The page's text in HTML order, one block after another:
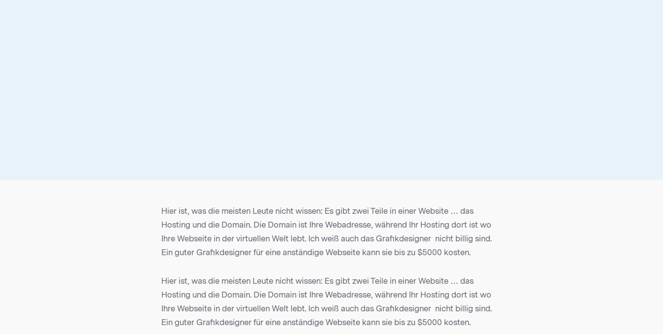
Hier ist, was die meisten Leute nicht wissen: Es gibt zwei Teile in einer Website … das
Hosting und die Domain. Die Domain ist Ihre Webadresse, während Ihr Hosting dort ist wo
Ihre Webseite in der virtuellen Welt lebt. Ich weiß auch das Grafikdesigner nicht billig sind.
Ein guter Grafikdesigner für eine anständige Webseite kann sie bis zu $5000 kosten.
Hier ist, was die meisten Leute nicht wissen: Es gibt zwei Teile in einer Website … das
Hosting und die Domain. Die Domain ist Ihre Webadresse, während Ihr Hosting dort ist wo
Ihre Webseite in der virtuellen Welt lebt. Ich weiß auch das Grafikdesigner nicht billig sind.
Ein guter Grafikdesigner für eine anständige Webseite kann sie bis zu $5000 kosten.